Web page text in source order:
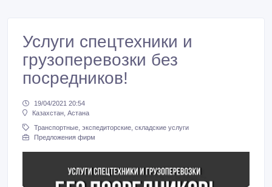
Услуги спецтехники и
грузоперевозки без
посредников!
19/04/2021 20:54
Казахстан, Астана
Транспортные, экспедиторские, складские услуги
Предложения фирм